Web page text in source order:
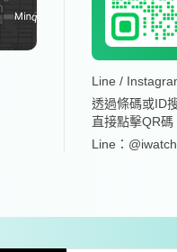
Line /
透過條碼或ID
直接點擊QR碼
Line：